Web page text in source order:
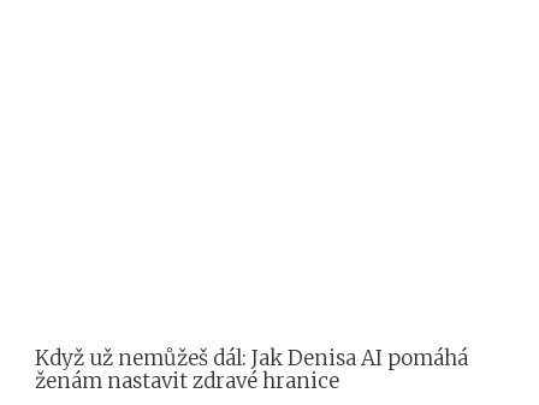
Když už nemůžeš dál: Jak Denisa AI pomáhá
ženám nastavit zdravé hranice